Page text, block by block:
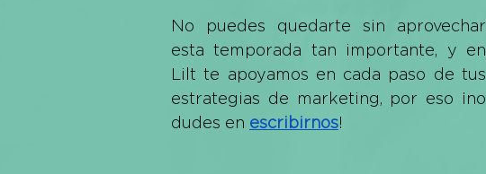
No puedes quedarte sin aprovechar
esta temporada tan importante, y en
Lilt te apoyamos en cada paso de tus
estrategias de marketing, por eso ¡no
dudes en escribirnos!